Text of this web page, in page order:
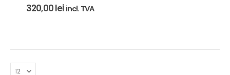
320,00lei incl. TVA